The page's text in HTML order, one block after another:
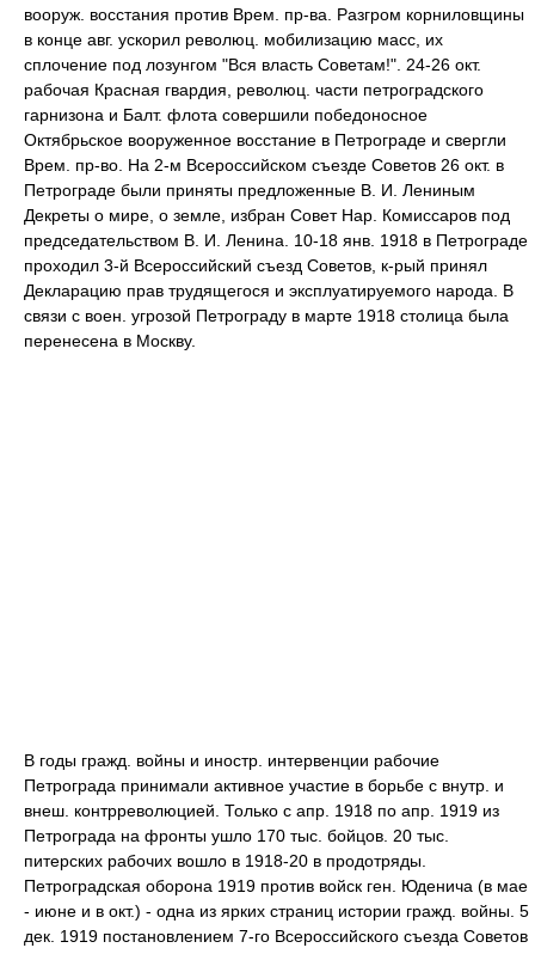
вооруж. восстания против Врем. пр-ва. Разгром корниловщины
в конце авг. ускорил революц. мобилизацию масс, их
сплочение под лозунгом "Вся власть Советам!". 24-26 окт.
рабочая Красная гвардия, революц. части петроградского
гарнизона и Балт. флота совершили победоносное
Октябрьское вооруженное восстание в Петрограде и свергли
Врем. пр-во. На 2-м Всероссийском съезде Советов 26 окт. в
Петрограде были приняты предложенные В. И. Лениным
Декреты о мире, о земле, избран Совет Нар. Комиссаров под
председательством В. И. Ленина. 10-18 янв. 1918 в Петрограде
проходил 3-й Всероссийский съезд Советов, к-рый принял
Декларацию прав трудящегося и эксплуатируемого народа. В
связи с воен. угрозой Петрограду в марте 1918 столица была
перенесена в Москву.
В годы гражд. войны и иностр. интервенции рабочие
Петрограда принимали активное участие в борьбе с внутр. и
внеш. контрреволюцией. Только с апр. 1918 по апр. 1919 из
Петрограда на фронты ушло 170 тыс. бойцов. 20 тыс.
питерских рабочих вошло в 1918-20 в продотряды.
Петроградская оборона 1919 против войск ген. Юденича (в мае
- июне и в окт.) - одна из ярких страниц истории гражд. войны. 5
дек. 1919 постановлением 7-го Всероссийского съезда Советов